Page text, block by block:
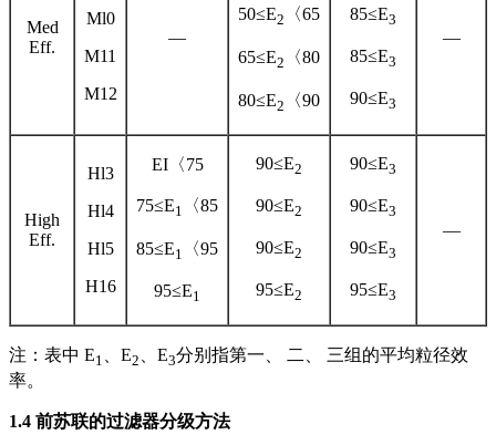
Med
Eff.
Ml0
M11
M12
—
50≤E2 〈65
65≤E2 〈80
80≤E2 〈90
85≤E3
85≤E3
90≤E3
—
High
Eff.
Hl3
Hl4
Hl5
H16
EI〈75
75≤E1 〈85
85≤E1 〈95
95≤E1
90≤E2
90≤E2
90≤E2
95≤E2
90≤E3
90≤E3
90≤E3
95≤E3
—
注：表中 E1 、E2 、E3分别指第一、 二、 三组的平均粒径效
率。
1.4 前苏联的过滤器分级方法